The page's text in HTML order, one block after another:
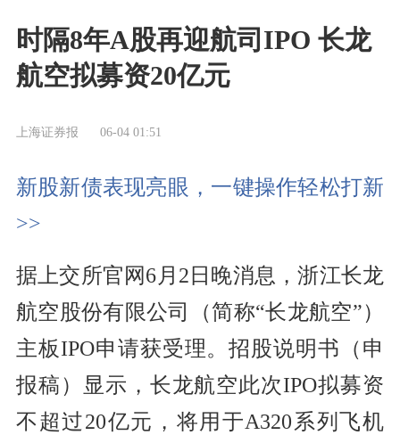
时隔8年A股再迎航司IPO 长龙
航空拟募资20亿元
上海证券报 06-04 01:51
新股新债表现亮眼，一键操作轻松打新
>>
据上交所官网6月2日晚消息，浙江长龙
航空股份有限公司（简称“长龙航空”）
主板IPO申请获受理。招股说明书（申
报稿）显示，长龙航空此次IPO拟募资
不超过20亿元，将用于A320系列飞机